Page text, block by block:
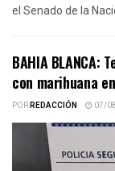
el Senado de la
BAHIA BLANCA:
con marihuana
PORREDACCIÓN 07/